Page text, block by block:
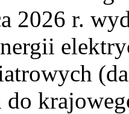
2026 r.
do